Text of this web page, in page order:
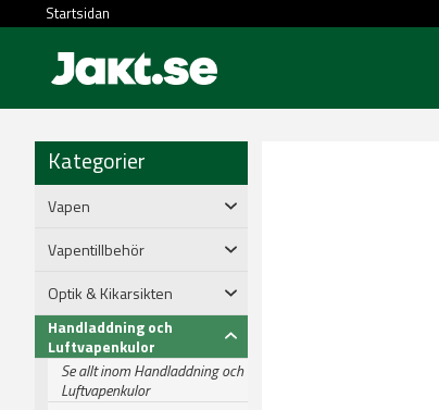
Startsidan
Kategorier
Vapen
Vapentillbehör
Optik & Kikarsikten
Handladdning och
Luftvapenkulor
Se allt inom Handladdning och
Luftvapenkulor